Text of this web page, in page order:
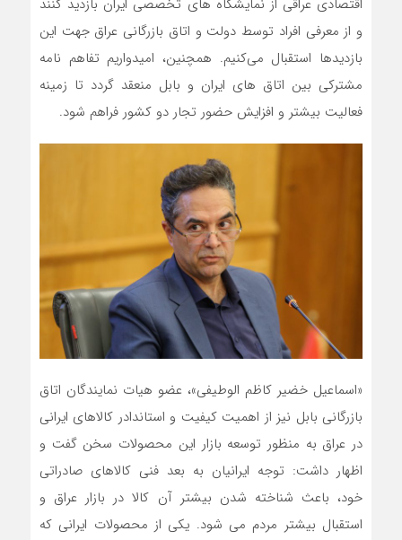
اقتصادی عراقی از نمایشگاه های تخصصی ایران بازدید کنند
و از معرفی افراد توسط دولت و اتاق بازرگانی عراق جهت این
بازدیدها استقبال می‌کنیم. همچنین، امیدواریم تفاهم نامه
مشترکی بین اتاق های ایران و بابل منعقد گردد تا زمینه
فعالیت بیشتر و افزایش حضور تجار دو کشور فراهم شود.
«اسماعیل خضیر کاظم الوطیفی»، عضو هیات نمایندگان اتاق
بازرگانی بابل نیز از اهمیت کیفیت و استاندادر کالاهای ایرانی
در عراق به منظور توسعه بازار این محصولات سخن گفت و
اظهار داشت: توجه ایرانیان به بعد فنی کالاهای صادراتی
خود، باعث شناخته شدن بیشتر آن کالا در بازار عراق و
استقبال بیشتر مردم می شود. یکی از محصولات ایرانی که